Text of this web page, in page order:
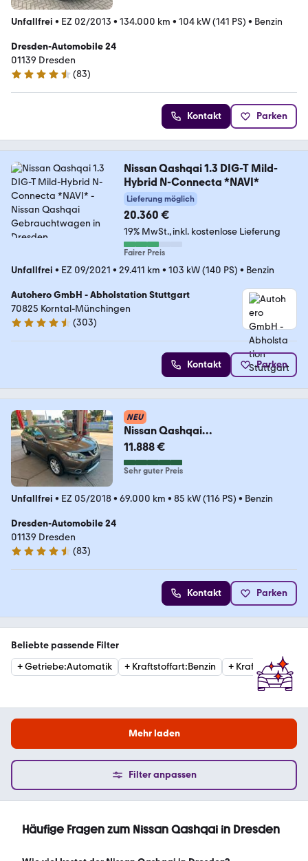
Unfallfrei • EZ 02/2013 • 134.000 km • 104 kW (141 PS) • Benzin
Dresden-Automobile 24
01139 Dresden
4.6 Sterne
(83)
Kontakt Parken
Nissan Qashqai 1.3 DIG-T Mild-
Hybrid N-Connecta *NAVI*
Lieferung möglich
20.360 €
19% MwSt. inkl. kostenlose Lieferung
Fairer Preis
Unfallfrei • EZ 09/2021 • 29.411 km • 103 kW (140 PS) • Benzin
Autohero GmbH - Abholstation Stuttgart
70825 Korntal-Münchingen
4.4 Sterne
(303)
Kontakt Parken
NEU
Nissan Qashqai
1.2/Navi/Kamera//1-Hand
11.888 €
Sehr guter Preis
Unfallfrei • EZ 05/2018• 69.000 km • 85 kW (116 PS) • Benzin
Dresden-Automobile 24
01139 Dresden
4.6 Sterne
(83)
Kontakt Parken
Beliebte passende Filter
+Getriebe:Automatik + Kraftstoffart:Benzin + Kraftstoffart
Mehr laden
Filter anpassen
Häufige Fragen zum Nissan Qashqai in Dresden